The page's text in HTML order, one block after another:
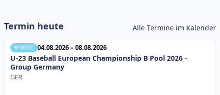
Termin heute Alle Termine im Kalender
WBSC 04.08.2026 – 08.08.2026
U-23 Baseball European Championship B Pool 2026 -
Group Germany
GER